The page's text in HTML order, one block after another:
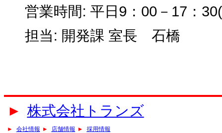
営業時間: 平日9：00－17：
担当: 開発課 室長 石橋
► 株式会社トランズ
► 会社情報 ► 店舗情報 ►
採用情報